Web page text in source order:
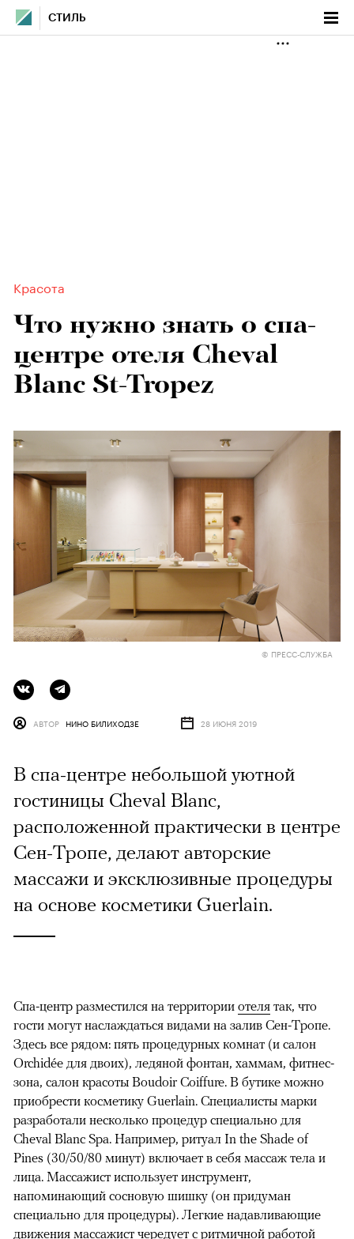
СТИЛЬ
Красота
Что нужно знать о спа-
центре отеля Cheval
Blanc St-Tropez
© ПРЕСС-СЛУЖБА
АВТОР НИНО БИЛИХОДЗЕ 28 ИЮНЯ 2019
В спа-центре небольшой уютной
гостиницы Cheval Blanc,
расположенной практически в центре
Сен-Тропе, делают авторские
массажи и эксклюзивные процедуры
на основе косметики Guerlain.
Спа-центр разместился на территории отеля так, что
гости могут наслаждаться видами на залив Сен-Тропе.
Здесь все рядом: пять процедурных комнат (и салон
Orchidée для двоих), ледяной фонтан, хаммам, фитнес-
зона, салон красоты Boudoir Coiffure. В бутике можно
приобрести косметику Guerlain. Специалисты марки
разработали несколько процедур специально для
Cheval Blanc Spa. Например, ритуал In the Shade of
Pines (30/50/80 минут) включает в себя массаж тела и
лица. Массажист использует инструмент,
напоминающий сосновую шишку (он придуман
специально для процедуры). Легкие надавливающие
движения массажист чередует с ритмичной работой